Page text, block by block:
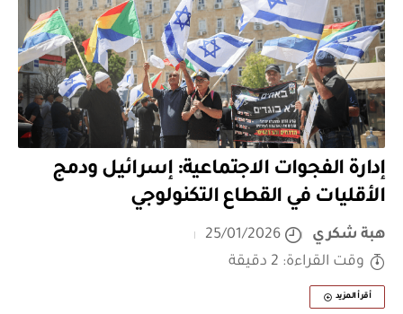
إدارة الفجوات الاجتماعية: إسرائيل ودمج
الأقليات في القطاع التكنولوجي
هبة شكري
25/01/2026
وقت القراءة: 2 دقيقة
أقرأ المزيد